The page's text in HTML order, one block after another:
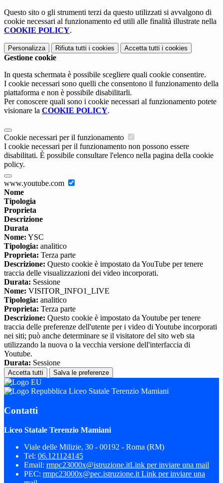
Questo sito o gli strumenti terzi da questo utilizzati si avvalgono di
cookie necessari al funzionamento ed utili alle finalità illustrate nella
COOKIE POLICY.
Personalizza Rifiuta tutti i cookies Accetta tutti i cookies
Gestione cookie
In questa schermata è possibile scegliere quali cookie consentire.
I cookie necessari sono quelli che consentono il funzionamento della
piattaforma e non è possibile disabilitarli.
Per conoscere quali sono i cookie necessari al funzionamento potete
visionare la COOKIE POLICY.
Cookie necessari per il funzionamento
I cookie necessari per il funzionamento non possono essere
disabilitati. È possibile consultare l'elenco nella pagina della cookie
policy.
www.youtube.com
Nome
Tipologia
Proprieta
Descrizione
Durata
Nome: YSC
Tipologia: analitico
Proprieta: Terza parte
Descrizione: Questo cookie è impostato da YouTube per tenere
traccia delle visualizzazioni dei video incorporati.
Durata: Sessione
Nome: VISITOR_INFO1_LIVE
Tipologia: analitico
Proprieta: Terza parte
Descrizione: Questo cookie è impostato da Youtube per tenere
traccia delle preferenze dell'utente per i video di Youtube incorporati
nei siti; può anche determinare se il visitatore del sito web sta
utilizzando la nuova o la vecchia versione dell'interfaccia di
Youtube.
Durata: Sessione
Accetta tutti Salva le preferenze
Liceo Statale Terenzio Mamiani
Contatti
Liceo Statale Terenzio Mamiani
Viale delle Milizie, 30 - 00192 - Roma (RM)
Tel: 06.121124145
Email: rmpc23000x@istruzione.itLink per inviare una mail
PEC: rmpc23000x@pec.istruzione.it Link per inviare una